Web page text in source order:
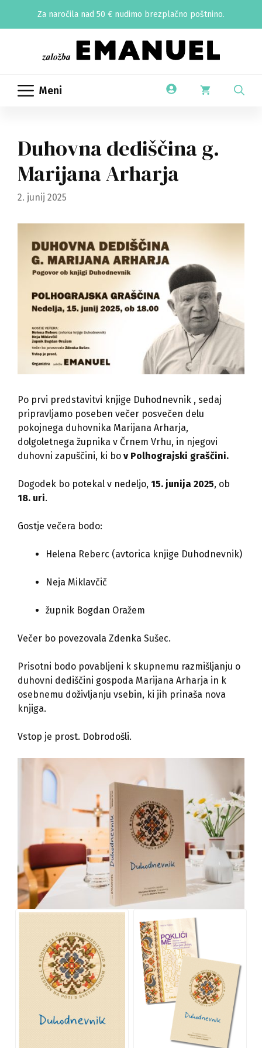
Za naročila nad 50 € nudimo brezplačno poštnino.
Meni
Duhovna dediščina g.
Marijana Arharja
2. junij 2025
Po prvi predstavitvi knjige Duhodnevnik , sedaj
pripravljamo poseben večer posvečen delu
pokojnega duhovnika Marijana Arharja,
dolgoletnega župnika v Črnem Vrhu, in njegovi
duhovni zapuščini, ki bo v Polhograjski graščini.
Dogodek bo potekal v nedeljo, 15. junija 2025, ob
18. uri.
Gostje večera bodo:
Helena Reberc (avtorica knjige Duhodnevnik)
Neja Miklavčič
župnik Bogdan Oražem
Večer bo povezovala Zdenka Sušec.
Prisotni bodo povabljeni k skupnemu razmišljanju o
duhovni dediščini gospoda Marijana Arharja in k
osebnemu doživljanju vsebin, ki jih prinaša nova
knjiga.
Vstop je prost. Dobrodošli.